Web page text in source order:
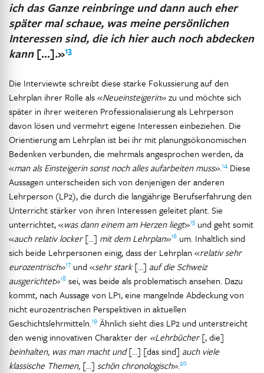
ich das Ganze reinbringe und dann auch eher
später mal schaue, was meine persönlichen
Interessen sind, die ich hier auch noch abdecken
kann[…].»13
Die Interviewte schreibt diese starke Fokussierung auf den
Lehrplan ihrer Rolle als «Neueinsteigerin» zu und möchte sich
später in ihrer weiteren Professionalisierung als Lehrperson
davon lösen und vermehrt eigene Interessen einbeziehen. Die
Orientierung am Lehrplan ist bei ihr mit planungsökonomischen
Bedenken verbunden, die mehrmals angesprochen werden, da
«man als Einsteigerin sonst noch alles aufarbeiten muss».14 Diese
Aussagen unterscheiden sich von denjenigen der anderen
Lehrperson (LP2), die durch die langjährige Berufserfahrung den
Unterricht stärker von ihren Interessen geleitet plant. Sie
unterrichtet, «was dann einem am Herzen liegt»15 und geht somit
«auch relativ locker[…] mit dem Lehrplan»16 um. Inhaltlich sind
sich beide Lehrpersonen einig, dass der Lehrplan «relativ sehr
eurozentrisch»17 und «sehr stark[…] auf die Schweiz
ausgerichtet»18 sei, was beide als problematisch ansehen. Dazu
kommt, nach Aussage von LP1, eine mangelnde Abdeckung von
nicht eurozentrischen Perspektiven in aktuellen
Geschichtslehrmitteln.19 Ähnlich sieht dies LP2 und unterstreicht
den wenig innovativen Charakter der «Lehrbücher[, die]
beinhalten, was man macht und[…] [das sind] auch viele
klassische Themen, […] schön chronologisch».20